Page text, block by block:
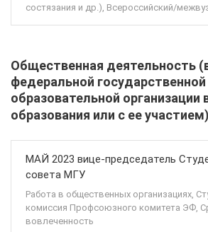
состязания и др.), Всероссийский/
Общественная деятельность
федеральной государственной
образовательной организации
образования или с ее
МАЙ 2023 вице-председатель
совета МГУ
Работа в общественных организациях,
комиссия Профсоюзного комитета ЭФ,
вовлеченность